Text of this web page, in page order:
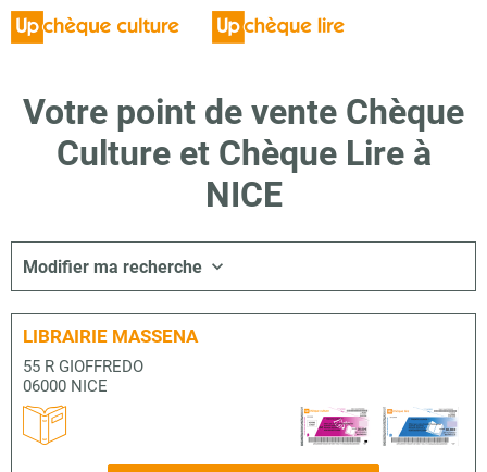
Votre point de vente Chèque
Culture et Chèque Lire à
NICE
Modifier ma recherche
LIBRAIRIE MASSENA
55 R GIOFFREDO
06000 NICE